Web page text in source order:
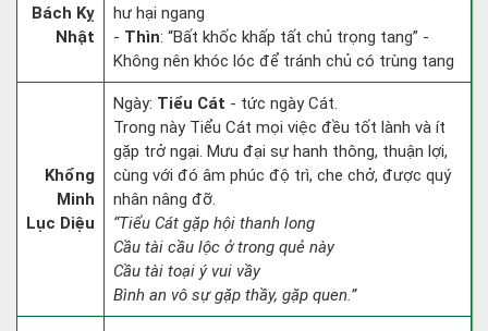
Bách Kỵ
Nhật
hư hại ngang
- Thìn: “Bất khốc khấp tất chủ trọng tang” -
Không nên khóc lóc để tránh chủ có trùng tang
Khổng
Minh
Lục Diệu
Ngày: Tiểu Cát - tức ngày Cát.
Trong này Tiểu Cát mọi việc đều tốt lành và ít
gặp trở ngại. Mưu đại sự hanh thông, thuận lợi,
cùng với đó âm phúc độ trì, che chở, được quý
nhân nâng đỡ.
“Tiểu Cát gặp hội thanh long
Cầu tài cầu lộc ở trong quẻ này
Cầu tài toại ý vui vầy
Bình an vô sự gặp thầy, gặp quen.”